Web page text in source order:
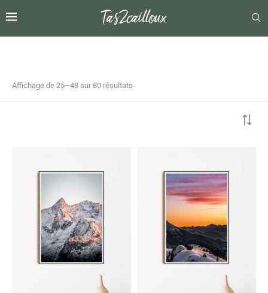
Affichage de 25–48 sur 80 résultats